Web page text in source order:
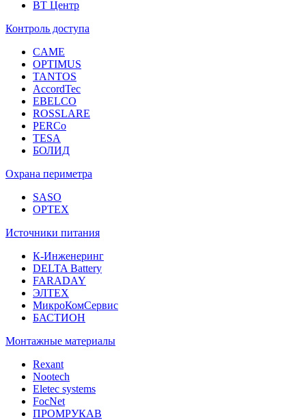
ВТ Центр
Контроль доступа
CAME
OPTIMUS
TANTOS
AccordTec
EBELCO
ROSSLARE
PERCo
TESA
БОЛИД
Охрана периметра
SASO
OPTEX
Источники питания
К-Инженеринг
DELTA Battery
FARADAY
ЭЛТЕХ
МикроКомСервис
БАСТИОН
Монтажные материалы
Rexant
Nootech
Eletec systems
FocNet
ПРОМРУКАВ